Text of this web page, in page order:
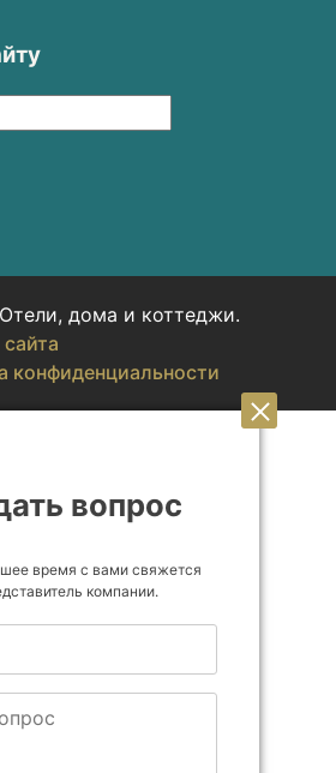
дома и коттеджи.
конфиденциальности
вопрос
время с вами свяжется
компании.